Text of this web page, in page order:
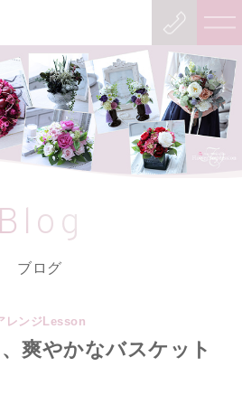
Blog
ブログ
レンジLesson
爽やかなバスケット